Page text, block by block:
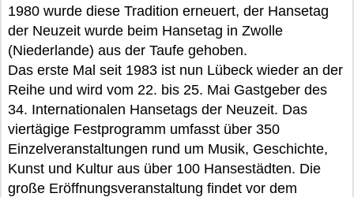
1980 wurde diese Tradition erneuert, der Hansetag
der Neuzeit wurde beim Hansetag in Zwolle
(Niederlande) aus der Taufe gehoben.
Das erste Mal seit 1983 ist nun Lübeck wieder an der
Reihe und wird vom 22. bis 25. Mai Gastgeber des
34. Internationalen Hansetags der Neuzeit. Das
viertägige Festprogramm umfasst über 350
Einzelveranstaltungen rund um Musik, Geschichte,
Kunst und Kultur aus über 100 Hansestädten. Die
große Eröffnungsveranstaltung findet vor dem